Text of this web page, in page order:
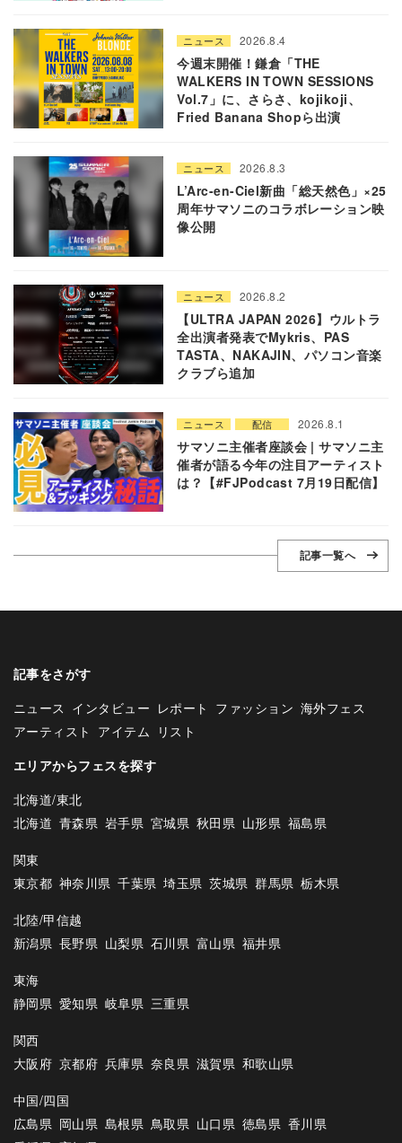
ニュース 2026.8.4
今週末開催！鎌倉「THE
WALKERS IN TOWN SESSIONS
Vol.7」に、さらさ、kojikoji、
Fried Banana Shopら出演
ニュース 2026.8.3
L’Arc-en-Ciel新曲「総天然色」×25
周年サマソニのコラボレーション映
像公開
ニュース 2026.8.2
【ULTRA JAPAN 2026】ウルトラ
全出演者発表でMykris、PAS
TASTA、NAKAJIN、パソコン音楽
クラブら追加
ニュース 配信 2026.8.1
サマソニ主催者座談会 | サマソニ主
催者が語る今年の注目アーティスト
は？【#FJPodcast 7月19日配信】
記事一覧へ
記事をさがす
ニュース インタビュー レポート ファッション 海外フェス
アーティスト アイテム
リスト
エリアからフェスを探す
北海道/東北
北海道 青森県 岩手県 宮城県 秋田県 山形県 福島県
関東
東京都 神奈川県 千葉県 埼玉県 茨城県 群馬県 栃木県
北陸/甲信越
新潟県 長野県 山梨県 石川県 富山県 福井県
東海
静岡県 愛知県 岐阜県 三重県
関西
大阪府 京都府 兵庫県 奈良県 滋賀県 和歌山県
中国/四国
広島県 岡山県 島根県 鳥取県 山口県 徳島県 香川県